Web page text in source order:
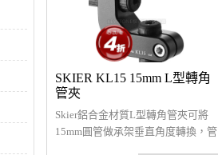
SKIER KL15 15mm L型轉角
管夾
Skier鋁合金材質L型轉角管夾可將
15mm圓管做承架垂直角度轉換，管